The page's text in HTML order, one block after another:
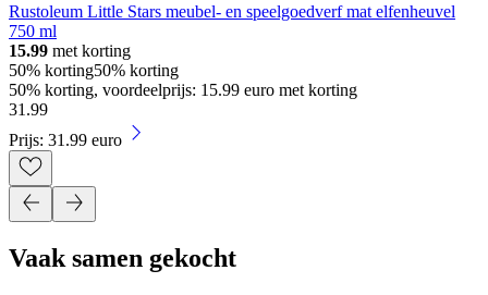
Rustoleum Little Stars meubel- en speelgoedverf mat elfenheuvel
750 ml
15.99 met korting
50% korting50% korting
50% korting, voordeelprijs: 15.99 euro met korting
31 .99
Prijs: 31.99 euro
Vaak samen gekocht